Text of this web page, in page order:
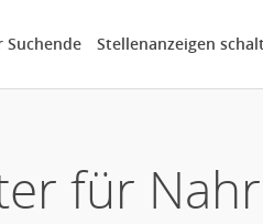
Suchende Stellenanzeigen
für